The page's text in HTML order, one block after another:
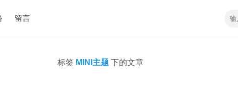
留言
标签MINI主题 下的文章